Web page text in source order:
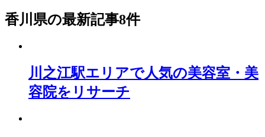
香川県の最新記事8件
川之江駅エリアで人気の美容室・美
容院をリサーチ